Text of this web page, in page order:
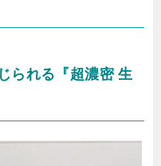
られる『超濃密 生